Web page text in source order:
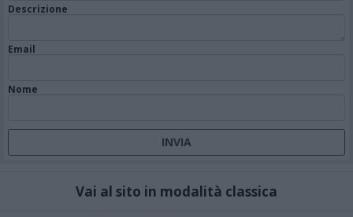
Descrizione
Email
Nome
Vai al sito in modalità classica